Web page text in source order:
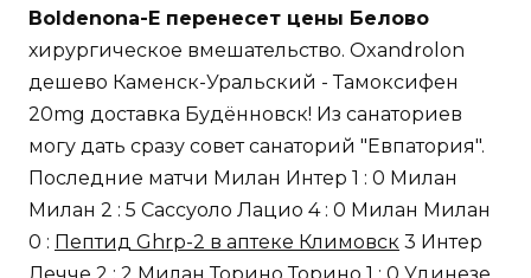
Boldenona-E перенесет цены Белово
хирургическое вмешательство. Oxandrolon
дешево Каменск-Уральский - Тамоксифен
20mg доставка Будённовск! Из санаториев
могу дать сразу совет санаторий "Евпатория".
Последние матчи Милан Интер 1 : 0 Милан
Милан 2 : 5 Сассуоло Лацио 4 : 0 Милан Милан
0 : Пептид Ghrp-2 в аптеке Климовск 3 Интер